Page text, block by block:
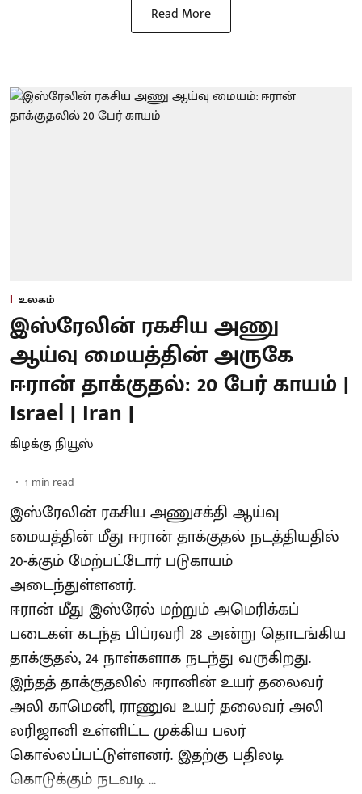
Read More
உலகம்
இஸ்ரேலின் ரகசிய அணு
ஆய்வு மையத்தின் அருகே
ஈரான் தாக்குதல்: 20 பேர் காயம் |
Israel | Iran |
கிழக்கு நியூஸ்
1 min read
இஸ்ரேலின் ரகசிய அணுசக்தி ஆய்வு
மையத்தின் மீது ஈரான் தாக்குதல் நடத்தியதில்
20-க்கும் மேற்பட்டோர் படுகாயம்
அடைந்துள்ளனர்.
ஈரான் மீது இஸ்ரேல் மற்றும் அமெரிக்கப்
படைகள் கடந்த பிப்ரவரி 28 அன்று தொடங்கிய
தாக்குதல், 24 நாள்களாக நடந்து வருகிறது.
இந்தத் தாக்குதலில் ஈரானின் உயர் தலைவர்
அலி காமெனி, ராணுவ உயர் தலைவர் அலி
லரிஜானி உள்ளிட்ட முக்கிய பலர்
கொல்லப்பட்டுள்ளனர். இதற்கு பதிலடி
கொடுக்கும் நடவடி ...